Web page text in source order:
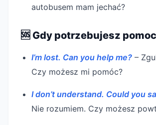
autobusem mam jechać?
🆘 Gdy potrzebujesz
I’m lost. Can you help me?–
Czy możesz mi pomóc?
I don’t understand. Could you
Nie rozumiem. Czy możesz